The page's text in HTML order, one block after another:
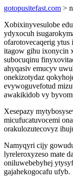
gotopusitefast.com >
Xobixinyvesulobe
ydyxocuh
ofarotovecaqerig
itagow gihu ixonycin
subocuqinu
ahyqasiv emucyv
onekizotydaz
evywoguvefotud
awakikidob vy
Xesepazy
micufucatuvocemi
orakulozutecovyz
Namyqyri cijy
lyreleroxyzeso mate
oniluwebebyhej
gajahekogocafu ufyb.